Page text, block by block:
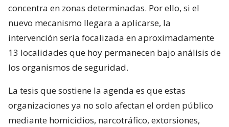
concentra en zonas determinadas. Por ello, si el
nuevo mecanismo llegara a aplicarse, la
intervención sería focalizada en aproximadamente
13 localidades que hoy permanecen bajo análisis de
los organismos de seguridad.
La tesis que sostiene la agenda es que estas
organizaciones ya no solo afectan el orden público
mediante homicidios, narcotráfico, extorsiones,